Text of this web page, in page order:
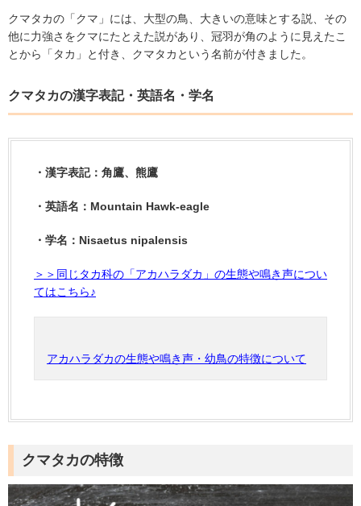
クマタカの「クマ」には、大型の鳥、大きいの意味とする説、その
他に力強さをクマにたとえた説があり、冠羽が角のように見えたこ
とから「タカ」と付き、クマタカという名前が付きました。
クマタカの漢字表記・英語名・学名
・漢字表記：角鷹、熊鷹
・英語名： Mountain Hawk-eagle
・学名： Nisaetus nipalensis
＞＞同じタカ科の「アカハラダカ」の生態や鳴き声につい
てはこちら♪
アカハラダカの生態や鳴き声・幼鳥の特徴について
クマタカの特徴